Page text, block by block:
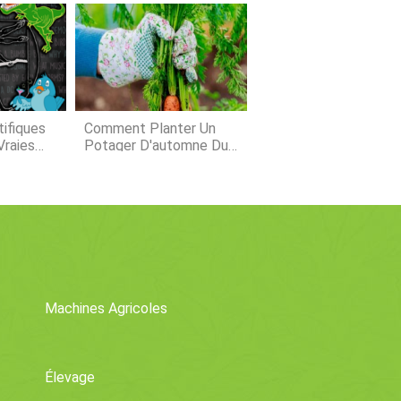
médicales préexistantes que vous
votre zone de rusticité des
vous saurez ce que vous pouvez
où vous êtes.
Comment Planter Un
Potager D'automne Du
Machines Agricoles
Élevage